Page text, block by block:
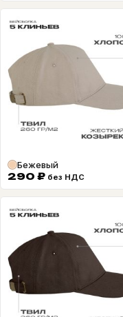
Бежевый
290 ₽ без НДС